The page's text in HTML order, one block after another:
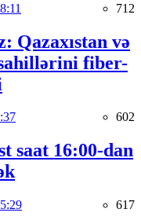
712
Qazaxıstan və
fiber-
602
saat 16:00-dan
617